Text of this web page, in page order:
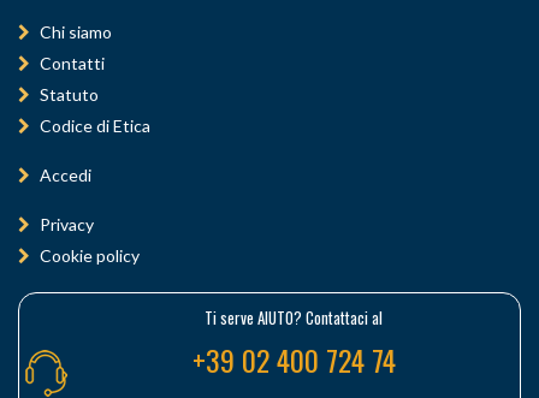
Chi siamo
Contatti
Statuto
Codice di Etica
Accedi
Privacy
Cookie policy
Ti serve AIUTO? Contattaci al
+39 02 400 724 74